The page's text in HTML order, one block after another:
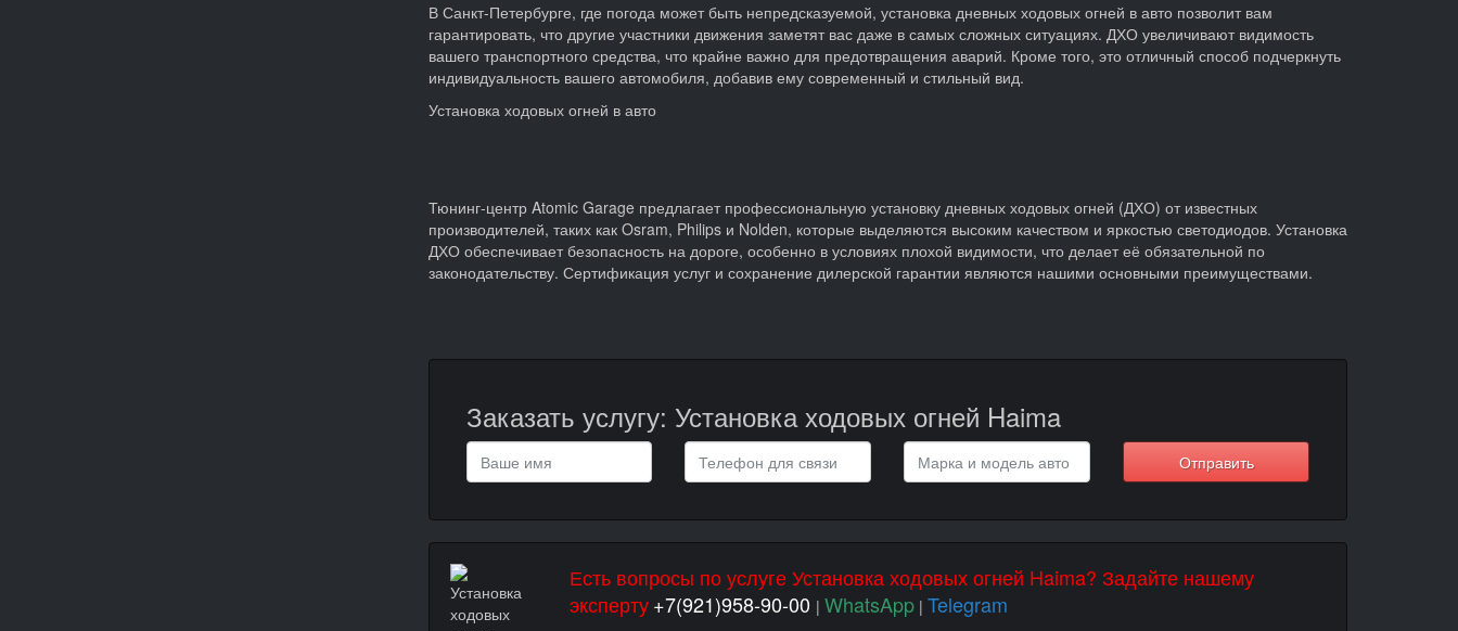
В Санкт-Петербурге, где погода может быть непредсказуемой, установка дневных ходовых огней в авто позволит вам
гарантировать, что другие участники движения заметят вас даже в самых сложных ситуациях. ДХО увеличивают видимость
вашего транспортного средства, что крайне важно для предотвращения аварий. Кроме того, это отличный способ подчеркнуть
индивидуальность вашего автомобиля, добавив ему современный и стильный вид.
Установка ходовых огней в авто
Тюнинг-центр Atomic Garage предлагает профессиональную установку дневных ходовых огней (ДХО) от известных
производителей, таких как Osram, Philips и Nolden, которые выделяются высоким качеством и яркостью светодиодов. Установка
ДХО обеспечивает безопасность на дороге, особенно в условиях плохой видимости, что делает её обязательной по
законодательству. Сертификация услуг и сохранение дилерской гарантии являются нашими основными преимуществами.
Заказать услугу: Установка ходовых огней Haima
Отправить
Есть вопросы по услуге Установка ходовых огней Haima? Задайте нашему
эксперту+7(921)958-90-00 | WhatsApp| Telegram